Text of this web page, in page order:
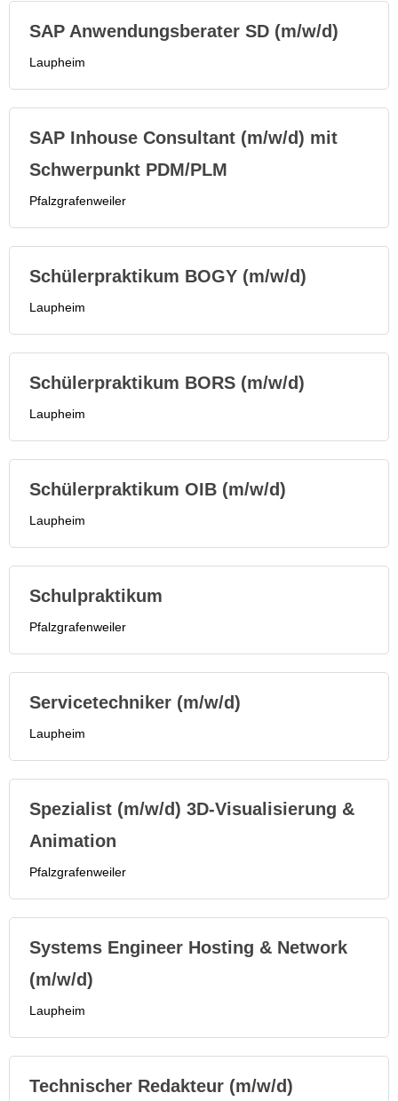
SAP Anwendungsberater SD (m/w/d)
Laupheim
SAP Inhouse Consultant (m/w/d) mit
Schwerpunkt PDM/PLM
Pfalzgrafenweiler
Schülerpraktikum BOGY (m/w/d)
Laupheim
Schülerpraktikum BORS (m/w/d)
Laupheim
Schülerpraktikum OIB (m/w/d)
Laupheim
Schulpraktikum
Pfalzgrafenweiler
Servicetechniker (m/w/d)
Laupheim
Spezialist (m/w/d) 3D-Visualisierung &
Animation
Pfalzgrafenweiler
Systems Engineer Hosting & Network
(m/w/d)
Laupheim
Technischer Redakteur (m/w/d)